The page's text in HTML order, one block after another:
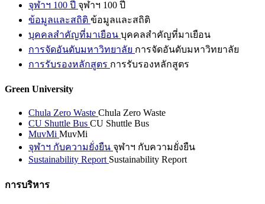
จุฬาฯ 100 ปี จุฬาฯ 100 ปี
ข้อมูลและสถิติ ข้อมูลและสถิติ
บุคคลสำคัญที่มาเยือน บุคคลสำคัญที่มาเยือน
การจัดอันดับมหาวิทยาลัย การจัดอันดับมหาวิทยาลัย
การรับรองหลักสูตร การรับรองหลักสูตร
Green University
Chula Zero Waste Chula Zero Waste
CU Shuttle Bus CU Shuttle Bus
MuvMi MuvMi
จุฬาฯ กับความยั่งยืน จุฬาฯ กับความยั่งยืน
Sustainability Report Sustainability Report
การบริหาร